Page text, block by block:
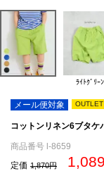
ﾗｲﾄｸﾞﾘｰﾝ
メール便対象 OUTLET
コットンリネン6ブタケ
商品番号 l-8659
定価 1,870 1,089